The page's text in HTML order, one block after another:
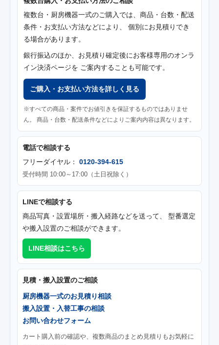
複数台・厨房機器一式のご購入では、商品・台数・配送
条件・お支払い方法などにより、 個別にお見積りでき
る場合があります。
銀行振込のほか、お見積り確定後にお客様専用のオンラ
イン決済ページを ご案内することも可能です。
ご購入・お支払い方法を詳しく見る
※すべての商品・案件でお値引きを保証するものではありませ
ん。 商品・台数・配送条件などによりご案内内容は異なります。
電話で相談する
フリーダイヤル： 0120-394-615
受付時間 10:00～17:00（土日祝除く）
LINEで相談する
商品写真・設置場所・搬入経路などを送って、 型番選定
や搬入設置のご相談ができます。
LINE相談はこちら
見積・搬入設置のご相談
厨房機器一式のお見積り相談
搬入設置・入替工事の相談
お問い合わせフォーム
カート購入前の確認や、複数商品のまとめ見積りもお気軽に